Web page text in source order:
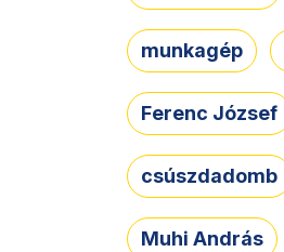
munkagép
Ferenc József
csúszdadomb
Muhi András